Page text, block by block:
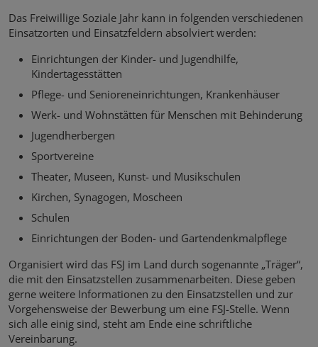
Das Freiwillige Soziale Jahr kann in folgenden verschiedenen
Einsatzorten und Einsatzfeldern absolviert werden:
Einrichtungen der Kinder- und Jugendhilfe,
Kindertagesstätten
Pflege- und Senioreneinrichtungen, Krankenhäuser
Werk- und Wohnstätten für Menschen mit Behinderung
Jugendherbergen
Sportvereine
Theater, Museen, Kunst- und Musikschulen
Kirchen, Synagogen, Moscheen
Schulen
Einrichtungen der Boden- und Gartendenkmalpflege
Organisiert wird das FSJ im Land durch sogenannte „Träger“,
die mit den Einsatzstellen zusammenarbeiten. Diese geben
gerne weitere Informationen zu den Einsatzstellen und zur
Vorgehensweise der Bewerbung um eine FSJ-Stelle. Wenn
sich alle einig sind, steht am Ende eine schriftliche
Vereinbarung.